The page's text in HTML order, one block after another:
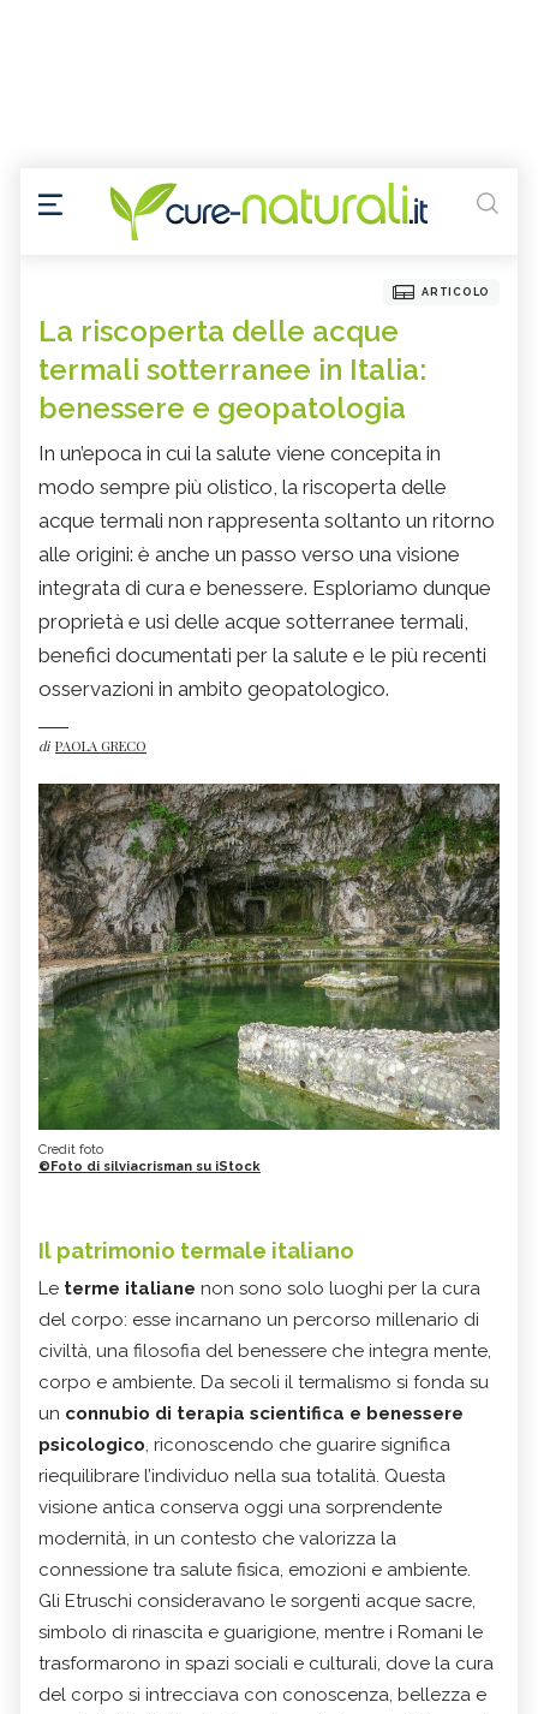
ARTICOLO
La riscoperta delle acque
termali sotterranee in Italia:
benessere e geopatologia
In un’epoca in cui la salute viene concepita in
modo sempre più olistico, la riscoperta delle
acque termali non rappresenta soltanto un ritorno
alle origini: è anche un passo verso una visione
integrata di cura e benessere. Esploriamo dunque
proprietà e usi delle acque sotterranee termali,
benefici documentati per la salute e le più recenti
osservazioni in ambito geopatologico.
di PAOLA GRECO
Credit foto
©Foto di silviacrisman su iStock
Il patrimonio termale italiano
Le terme italiane non sono solo luoghi per la cura
del corpo: esse incarnano un percorso millenario di
civiltà, una filosofia del benessere che integra mente,
corpo e ambiente. Da secoli il termalismo si fonda su
un connubio di terapia scientifica e benessere
psicologico, riconoscendo che guarire significa
riequilibrare l’individuo nella sua totalità. Questa
visione antica conserva oggi una sorprendente
modernità, in un contesto che valorizza la
connessione tra salute fisica, emozioni e ambiente.
Gli Etruschi consideravano le sorgenti acque sacre,
simbolo di rinascita e guarigione, mentre i Romani le
trasformarono in spazi sociali e culturali, dove la cura
del corpo si intrecciava con conoscenza, bellezza e